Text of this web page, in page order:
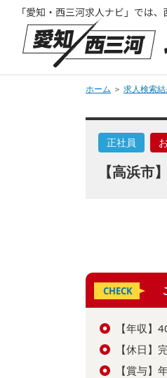
ホーム ＞ 求人検索
正社員
【高浜
CHECK
【年収】
【休日】
【賞与】